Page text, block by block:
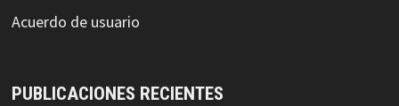
Acuerdo de usuario
PUBLICACIONES RECIENTES